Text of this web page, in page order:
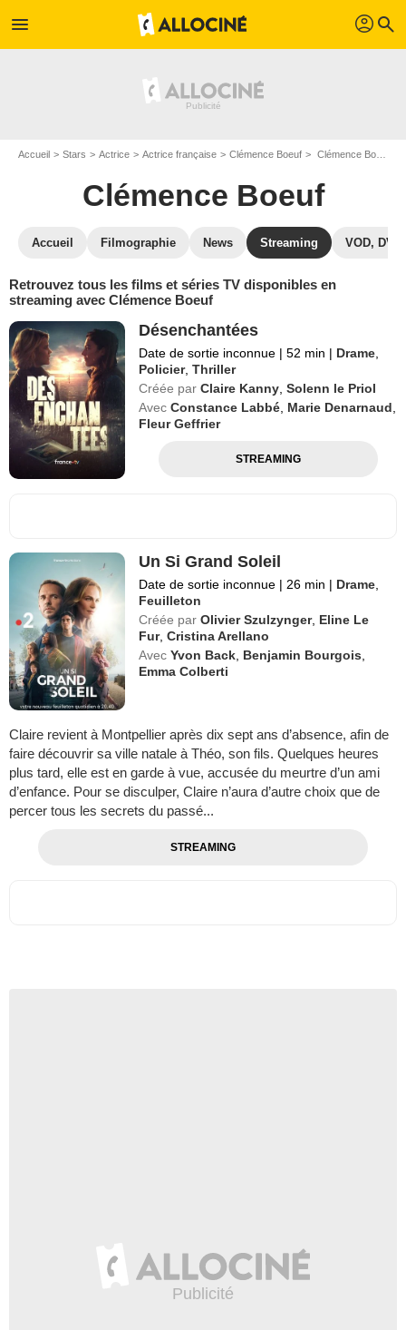
menu profil search
Accueil Stars Actrice Actrice française Clémence Boeuf Clémence Boeuf : Films et séries online
Clémence Boeuf
Accueil Filmographie News Streaming VOD, DVD
Retrouvez tous les films et séries TV disponibles en
streaming avec Clémence Boeuf
Désenchantées
Date de sortie inconnue | 52 min | Drame
Policier,Thriller
Créée par Claire Kanny ,Solenn le Priol
Avec Constance Labbé Marie Denarnaud
Fleur Geffrier
STREAMING
Un Si Grand Soleil
Date de sortie inconnue | 26 min | Drame
Feuilleton
Créée par Olivier Szulzynger, Eline Le
Fur,Cristina Arellano
Avec Yvon Back Benjamin Bourgois
Emma Colberti
Claire revient à Montpellier après dix sept ans d’absence, afin de
faire découvrir sa ville natale à Théo, son fils. Quelques heures
plus tard, elle est en garde à vue, accusée du meurtre d’un ami
d’enfance. Pour se disculper, Claire n’aura d’autre choix que de
percer tous les secrets du passé...
STREAMING